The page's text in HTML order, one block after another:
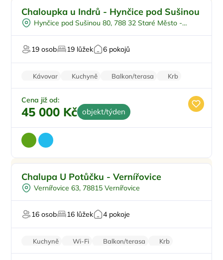
U vody
U sjezdovky
Chaloupka u Indrů - Hynčice pod Sušinou
Hynčice pod Sušinou 80, 788 32 Staré Město -
19 osob
19 lůžek 6 pokojů
Kávovar Kuchyně Balkon/terasa
Krb
Parkování zdarma
Cena již od:
45 000 Kč objekt/týden
Na samotě
Pro hosty s omezením
V chráněném uzemí
Chalupa U Potůčku - Vernířovice
Vernířovice 63, 78815 Vernířovice
16 osob 16 lůžek 4 pokoje
Kuchyně Wi-Fi Balkon/terasa
Krb
Pračka